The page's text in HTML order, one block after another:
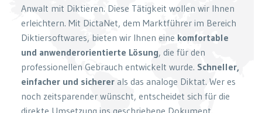
Anwalt mit Diktieren. Diese Tätigkeit wollen wir Ihnen
erleichtern. Mit DictaNet, dem Marktführer im Bereich
Diktiersoftwares, bieten wir Ihnen eine komfortable
und anwenderorientierte Lösung, die für den
professionellen Gebrauch entwickelt wurde. Schneller,
einfacher und sicherer als das analoge Diktat. Wer es
noch zeitsparender wünscht, entscheidet sich für die
direkte Umsetzung ins geschriebene Dokument.